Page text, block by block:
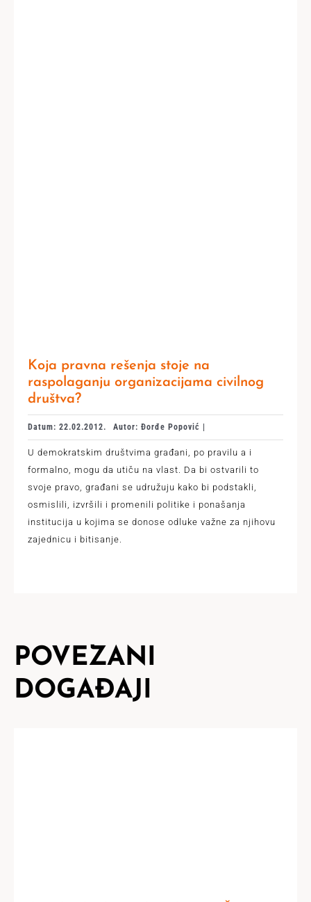
Koja pravna rešenja stoje na
raspolaganju organizacijama civilnog
društva?
Datum: 22.02.2012. Autor: Đorđe Popović |
U demokratskim društvima građani, po pravilu a i
formalno, mogu da utiču na vlast. Da bi ostvarili to
svoje pravo, građani se udružuju kako bi podstakli,
osmislili, izvršili i promenili politike i ponašanja
institucija u kojima se donose odluke važne za njihovu
zajednicu i bitisanje.
POVEZANI
DOGAĐAJI